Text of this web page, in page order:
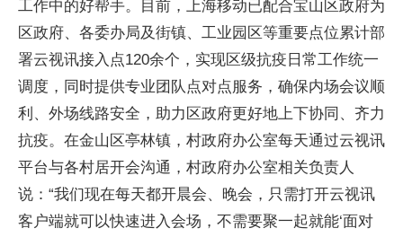
工作中的好帮手。目前，上海移动已配合宝山区政府为
区政府、各委办局及街镇、工业园区等重要点位累计部
署云视讯接入点120余个，实现区级抗疫日常工作统一
调度，同时提供专业团队点对点服务，确保内场会议顺
利、外场线路安全，助力区政府更好地上下协同、齐力
抗疫。在金山区亭林镇，村政府办公室每天通过云视讯
平台与各村居开会沟通，村政府办公室相关负责人
说：“我们现在每天都开晨会、晚会，只需打开云视讯
客户端就可以快速进入会场，不需要聚一起就能‘面对